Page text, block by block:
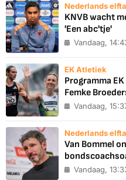
Nederlands
KNVB wacht
'Een abc'tje'
Vandaag,
EK Atletiek
Programma
Femke
Vandaag,
Nederlands
Van Bommel
Vandaag,